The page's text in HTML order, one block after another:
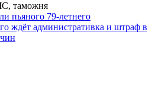
таможня
пьяного 79-летнего
ждёт административка и штраф в